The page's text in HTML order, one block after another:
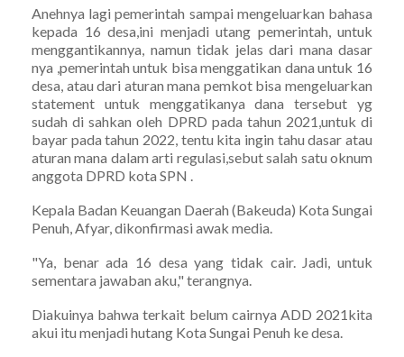
Anehnya lagi pemerintah sampai mengeluarkan bahasa
kepada 16 desa,ini menjadi utang pemerintah, untuk
menggantikannya, namun tidak jelas dari mana dasar
nya ,pemerintah untuk bisa menggatikan dana untuk 16
desa, atau dari aturan mana pemkot bisa mengeluarkan
statement untuk menggatikanya dana tersebut yg
sudah di sahkan oleh DPRD pada tahun 2021,untuk di
bayar pada tahun 2022, tentu kita ingin tahu dasar atau
aturan mana dalam arti regulasi,sebut salah satu oknum
anggota DPRD kota SPN .
Kepala Badan Keuangan Daerah (Bakeuda) Kota Sungai
Penuh, Afyar, dikonfirmasi awak media.
"Ya, benar ada 16 desa yang tidak cair. Jadi, untuk
sementara jawaban aku," terangnya.
Diakuinya bahwa terkait belum cairnya ADD 2021kita
akui itu menjadi hutang Kota Sungai Penuh ke desa.